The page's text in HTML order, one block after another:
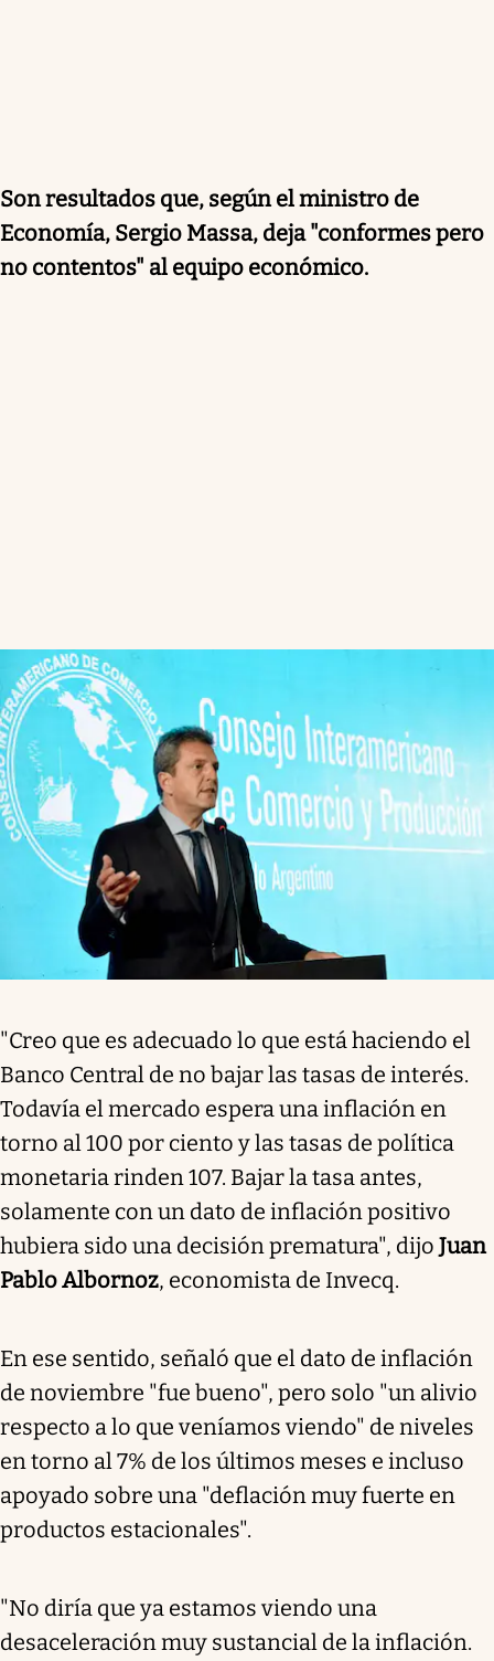
Son resultados que, según el ministro de
Economía, Sergio Massa, deja "conformes pero
no contentos" al equipo económico.
"Creo que es adecuado lo que está haciendo el
Banco Central de no bajar las tasas de interés.
Todavía el mercado espera una inflación en
torno al 100 por ciento y las tasas de política
monetaria rinden 107. Bajar la tasa antes,
solamente con un dato de inflación positivo
hubiera sido una decisión prematura", dijo Juan
Pablo Albornoz, economista de Invecq.
En ese sentido, señaló que el dato de inflación
de noviembre "fue bueno", pero solo "un alivio
respecto a lo que veníamos viendo" de niveles
en torno al 7% de los últimos meses e incluso
apoyado sobre una "deflación muy fuerte en
productos estacionales".
"No diría que ya estamos viendo una
desaceleración muy sustancial de la inflación.